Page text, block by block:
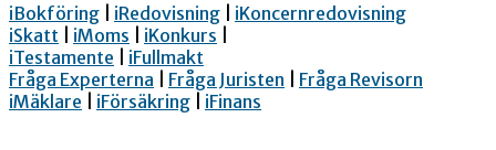
iBokföring
iRedovisning
iKoncernredovisning
iSkatt
iMoms iKonkurs
iTestamente
iFullmakt
Fråga Experterna
Fråga Juristen
Fråga Revisorn
iMäklare
iFörsäkring iFinans